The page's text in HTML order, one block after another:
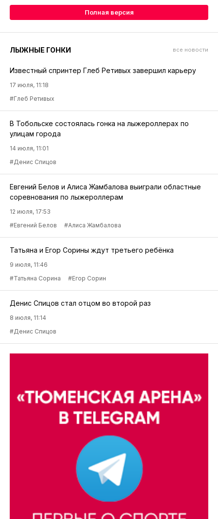
Полная версия
ЛЫЖНЫЕ ГОНКИ все новости
Известный спринтер Глеб Ретивых завершил карьеру
17 июля, 11:18
#Глеб Ретивых
В Тобольске состоялась гонка на лыжероллерах по
улицам города
14 июля, 11:01
#Денис Спицов
Евгений Белов и Алиса Жамбалова выиграли областные
соревнования по лыжероллерам
12 июля, 17:53
#Евгений Белов
#Алиса Жамбалова
Татьяна и Егор Сорины ждут третьего ребёнка
9 июля, 11:46
#Татьяна Сорина
#Егор Сорин
Денис Спицов стал отцом во второй раз
8 июля, 11:14
#Денис Спицов